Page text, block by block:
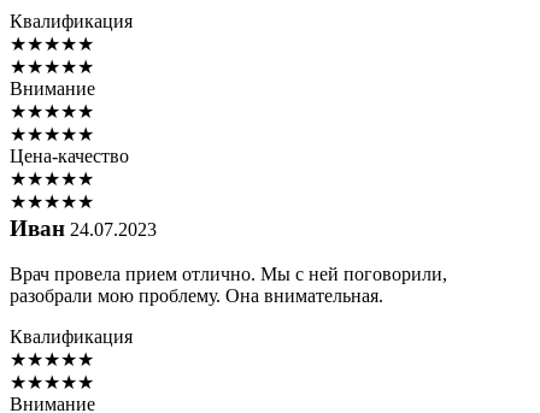
Квалификация
★★★★★
★★★★★
Внимание
★★★★★
★★★★★
Цена-качество
★★★★★
★★★★★
Иван 24.07.2023
Врач провела прием отлично. Мы с ней поговорили,
разобрали мою проблему. Она внимательная.
Квалификация
★★★★★
★★★★★
Внимание